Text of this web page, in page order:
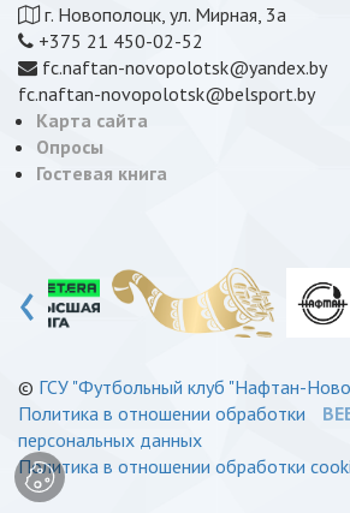
г. Новополоцк, ул. Мирная, 3а
+375 21 450-02-52
fc.naftan-novopolotsk@yandex.by
fc.naftan-novopolotsk@belsport.by
Карта сайта
Опросы
Гостевая книга
‹
© ГСУ "Футбольный клуб "Нафтан-
Политика в отношении обработки
персональных данных
Политика в отношении обработки